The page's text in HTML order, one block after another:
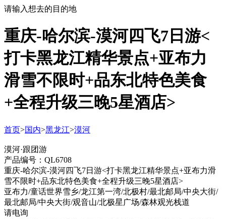
请输入想去的目的地
重庆-哈尔滨-漠河四飞7日游<
打卡黑龙江精华景点+亚布力
滑雪不限时+品东北特色美食
+全程升级三晚5星酒店>
首页>国内>黑龙江>漠河
漠河·跟团游
产品编号：QL6708
重庆-哈尔滨-漠河四飞7日游<打卡黑龙江精华景点+亚布力滑
雪不限时+品东北特色美食+全程升级三晚5星酒店>
亚布力/童话世界雪乡/龙江第一湾/北极村/最北邮局/中央大街/
最北邮局/中央大街/观音山/北极星广场/森林观光栈道
请电询